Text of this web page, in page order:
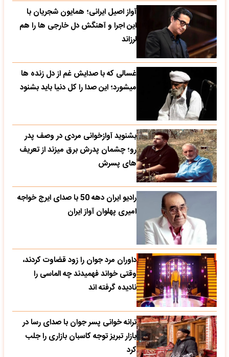
آواز اصیل ایرانی؛ همایون شجریان با
این اجرا و آهنگش دل خارجی ها را هم
لرزاند
غسالی که با صدایش غم از دل زنده ها
میشورد؛ این صدا را کل دنیا باید بشنود
بشنوید آوازخوانی مردی در وصف پدر
رو؛ چشمان پدرش برق میزند از تعریف
های پسرش
رادیو ایران دهه 50 با صدای ایرج خواجه
امیری پهلوان آواز ایران
داوران مرد جوان را زود قضاوت کردند،
وقتی خواند فهمیدند چه الماسی را
نادیده گرفته اند
ترانه خوانی پسر جوان با صدای رسا در
بازار تبریز توجه کاسبان بازاری را جلب
کرد